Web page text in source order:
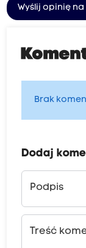
Wyślij opinię
Brak
Dodaj
Podpis
Treść